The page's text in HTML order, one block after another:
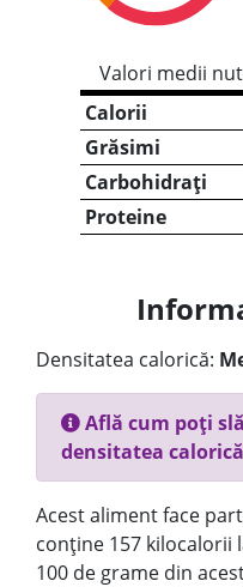
Valori medii
Calorii
Grăsimi
Carbohidrați
Proteine
Densitatea calorică:
Află cum poți
densitatea
Acest aliment face
conține 157 kilocalorii
100 de grame din